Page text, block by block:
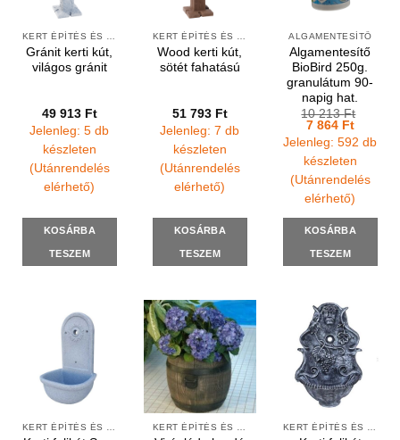
KERT ÉPÍTÉS ÉS ÁPOLÁS
Gránit kerti kút,
világos gránit
49 913 Ft
Jelenleg: 5 db
készleten
(Utánrendelés
elérhető)
KOSÁRBA
TESZEM
KERT ÉPÍTÉS ÉS ÁPOLÁS
Wood kerti kút,
sötét fahatású
51 793 Ft
Jelenleg: 7 db
készleten
(Utánrendelés
elérhető)
KOSÁRBA
TESZEM
ALGAMENTESÍTŐ
Algamentesítő
BioBird 250g.
granulátum 90-
napig hat.
10 213Ft
Original
price
was:
10
7 864 FtCurrent
price
is:
7
Jelenleg: 592 db
készleten
(Utánrendelés
elérhető)
KOSÁRBA
TESZEM